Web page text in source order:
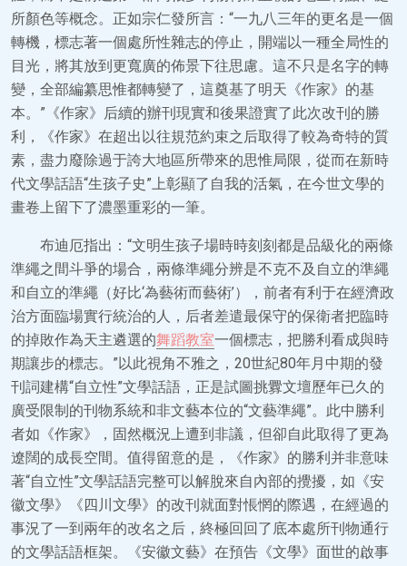
所顏色等概念。正如宗仁發所言：“一九八三年的更名是一個
轉機，標志著一個處所性雜志的停止，開端以一種全局性的
目光，將其放到更寬廣的佈景下往思慮。這不只是名字的轉
變，全部編纂思惟都轉變了，這奠基了明天《作家》的基
本。”《作家》后續的辦刊現實和後果證實了此次改刊的勝
利，《作家》在超出以往規范約束之后取得了較為奇特的質
素，盡力廢除過于誇大地區所帶來的思惟局限，從而在新時
代文學話語“生孩子史”上彰顯了自我的活氣，在今世文學的
畫卷上留下了濃墨重彩的一筆。
布迪厄指出：“文明生孩子場時時刻刻都是品級化的兩條
準繩之間斗爭的場合，兩條準繩分辨是不克不及自立的準繩
和自立的準繩（好比‘為藝術而藝術’），前者有利于在經濟政
治方面臨場實行統治的人，后者差遣最保守的保衛者把臨時
的掉敗作為天主遴選的舞蹈教室一個標志，把勝利看成與時
期讓步的標志。”以此視角不雅之，20世紀80年月中期的發
刊詞建構“自立性”文學話語，正是試圖挑釁文壇歷年已久的
廣受限制的刊物系統和非文藝本位的“文藝準繩”。此中勝利
者如《作家》，固然概況上遭到非議，但卻自此取得了更為
遼闊的成長空間。值得留意的是，《作家》的勝利并非意味
著“自立性”文學話語完整可以解脫來自內部的攪擾，如《安
徽文學》《四川文學》的改刊就面對悵惘的際遇，在經過的
事況了一到兩年的改名之后，終極回回了底本處所刊物通行
的文學話語框架。《安徽文藝》在預告《文學》面世的啟事